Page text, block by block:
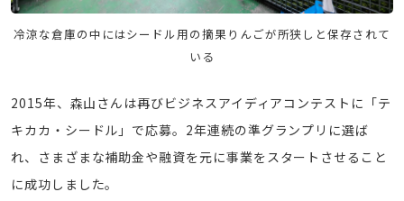
冷涼な倉庫の中にはシードル用の摘果りんごが所狭しと保存されて
いる
2015年、森山さんは再びビジネスアイディアコンテストに「テ
キカカ・シードル」で応募。2年連続の準グランプリに選ば
れ、さまざまな補助金や融資を元に事業をスタートさせること
に成功しました。